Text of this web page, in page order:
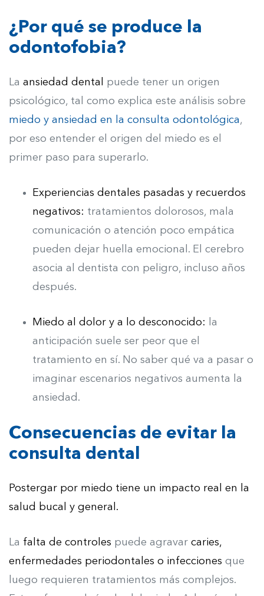
¿Por qué se produce la
odontofobia?
La ansiedad dental
puede tener un origen
psicológico, tal como explica este análisis sobre
miedo y ansiedad en la consulta odontológica,
por eso entender el origen del miedo es el
primer paso para superarlo.
Experiencias dentales pasadas y recuerdos
negativos: tratamientos dolorosos, mala
comunicación o atención poco empática
pueden dejar huella emocional. El cerebro
asocia al dentista con peligro, incluso años
después.
Miedo al dolor y a lo desconocido:
a
anticipación suele ser peor que el
tratamiento en sí. No saber qué va a pasar o
imaginar escenarios negativos aumenta la
ansiedad.
Consecuencias de evitar la
consulta dental
Postergar por miedo tiene un impacto real en la
salud bucal y general.
La falta de controles puede agravar caries,
enfermedades periodontales o infecciones que
luego requieren tratamientos más complejos.